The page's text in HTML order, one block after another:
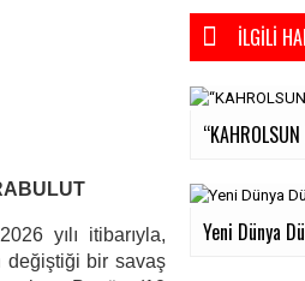
yılı itibarıyla,
değiştiği bir savaş
İLGILI
Yeni Dünya